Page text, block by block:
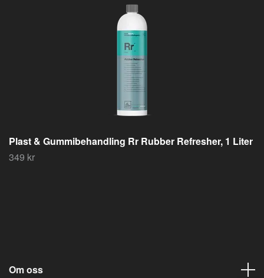
Plast & Gummibehandling Rr Rubber Refresher, 1 Liter
349 kr
Om oss